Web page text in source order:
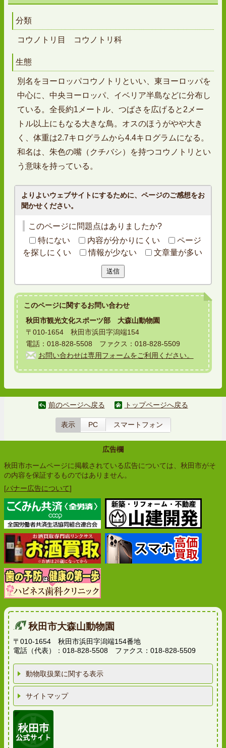
分類
コウノトリ目 コウノトリ科
生態
別名をヨーロッパコウノトリといい、東ヨーロッパを
中心に、中央ヨーロッパ、イベリア半島などに分布し
ている。全長約1メートル、つばさを広げると2メー
トル以上にもなる大きな鳥。オスのほうがやや大き
く、体重は2.7キログラムから4.4キログラムになる。
和名は、朱色の嘴（クチバシ）を持つコウノトリとい
う意味を持っている。
よりよいウェブサイトにするために、ページのご感想をお
聞かせください。
このページに問題点はありましたか?
特にない
内容が分かりにくい
ページ
を探しにくい
情報が少ない 文章量が多い
送信
このページに関するお問い合わせ
秋田市観光文化スポーツ部 大森山動物園
〒010-1654 秋田市浜田字潟端154
電話：018-828-5508 ファクス：018-828-5509
お問い合わせは専用フォームをご利用ください。
前のページへ戻る トップページへ戻る
表示 PC スマートフォン
広告欄
秋田市ホームページに掲載されている広告については、秋田市がそ
の内容を保証するものではありません。
[バナー広告について]
秋田市大森山動物園
〒010-1654 秋田市浜田字潟端154番地
電話（代表）：018-828-5508 ファクス：018-828-5509
動物取扱業に関する表示
サイトマップ